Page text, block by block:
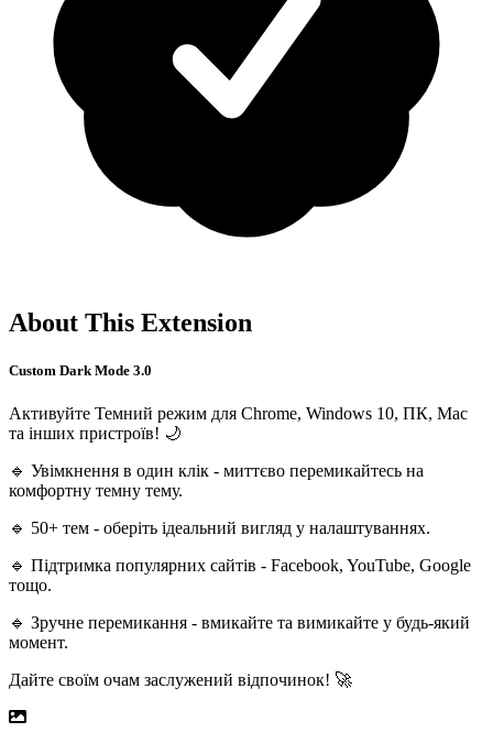
About This Extension
Custom Dark Mode 3.0
Активуйте Темний режим для Chrome, Windows 10, ПК, Mac
та інших пристроїв! 🌙
🔹 Увімкнення в один клік - миттєво перемикайтесь на
комфортну темну тему.
🔹 50+ тем - оберіть ідеальний вигляд у налаштуваннях.
🔹 Підтримка популярних сайтів - Facebook, YouTube, Google
тощо.
🔹 Зручне перемикання - вмикайте та вимикайте у будь-який
момент.
Дайте своїм очам заслужений відпочинок! 🚀